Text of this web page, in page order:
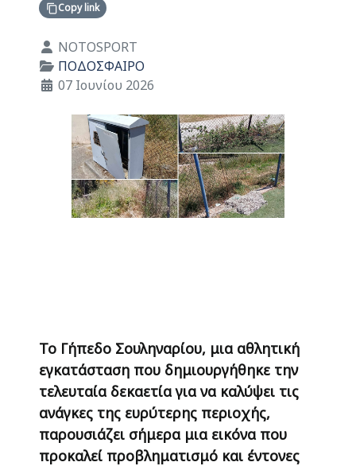
Copy link
Λεπτομέρειες
NOTOSPORT
ΠΟΔΟΣΦΑΙΡΟ
07 Ιουνίου 2026
Το Γήπεδο Σουληναρίου, μια αθλητική
εγκατάσταση που δημιουργήθηκε την
τελευταία δεκαετία για να καλύψει τις
ανάγκες της ευρύτερης περιοχής,
παρουσιάζει σήμερα μια εικόνα που
προκαλεί προβληματισμό και έντονες